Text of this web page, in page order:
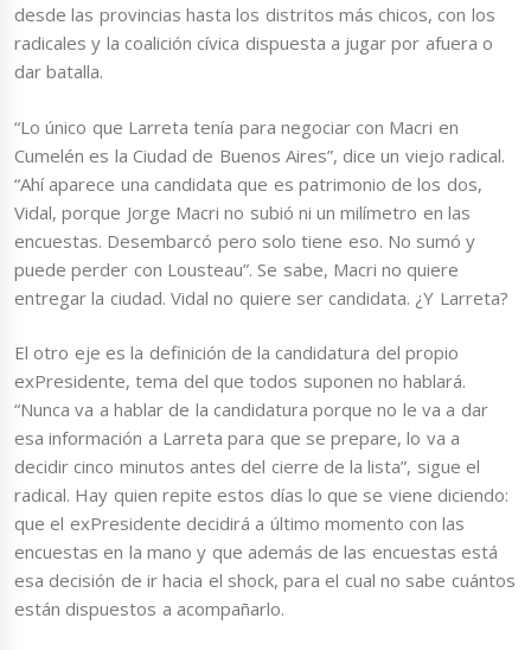
desde las provincias hasta los distritos más chicos, con los
radicales y la coalición cívica dispuesta a jugar por afuera o
dar batalla.
“Lo único que Larreta tenía para negociar con Macri en
Cumelén es la Ciudad de Buenos Aires”, dice un viejo radical.
“Ahí aparece una candidata que es patrimonio de los dos,
Vidal, porque Jorge Macri no subió ni un milímetro en las
encuestas. Desembarcó pero solo tiene eso. No sumó y
puede perder con Lousteau”. Se sabe, Macri no quiere
entregar la ciudad. Vidal no quiere ser candidata. ¿Y Larreta?
El otro eje es la definición de la candidatura del propio
exPresidente, tema del que todos suponen no hablará.
“Nunca va a hablar de la candidatura porque no le va a dar
esa información a Larreta para que se prepare, lo va a
decidir cinco minutos antes del cierre de la lista”, sigue el
radical. Hay quien repite estos días lo que se viene diciendo:
que el exPresidente decidirá a último momento con las
encuestas en la mano y que además de las encuestas está
esa decisión de ir hacia el shock, para el cual no sabe cuántos
están dispuestos a acompañarlo.